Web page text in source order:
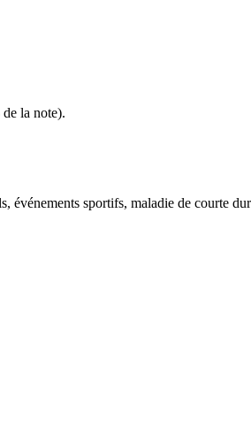
la note).
événements sportifs, maladie de courte